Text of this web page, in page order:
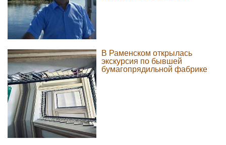
В Раменском открылась
экскурсия по бывшей
бумагопрядильной фабрике